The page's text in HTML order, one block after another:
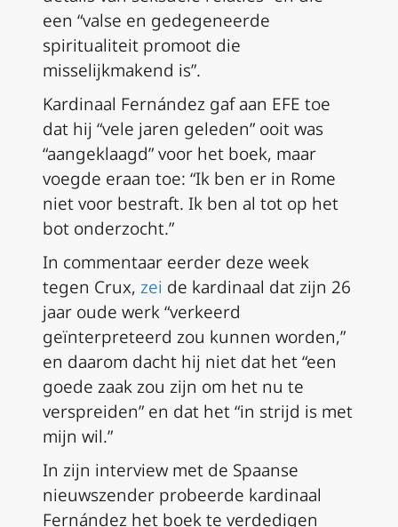
een “valse en gedegeneerde
spiritualiteit promoot die
misselijkmakend is”.
Kardinaal Fernández gaf aan EFE toe
dat hij “vele jaren geleden” ooit was
“aangeklaagd” voor het boek, maar
voegde eraan toe: “Ik ben er in Rome
niet voor bestraft. Ik ben al tot op het
bot onderzocht.”
In commentaar eerder deze week
tegen Crux, zei de kardinaal dat zijn 26
jaar oude werk “verkeerd
geïnterpreteerd zou kunnen worden,”
en daarom dacht hij niet dat het “een
goede zaak zou zijn om het nu te
verspreiden” en dat het “in strijd is met
mijn wil.”
In zijn interview met de Spaanse
nieuwszender probeerde kardinaal
Fernández het boek te verdedigen